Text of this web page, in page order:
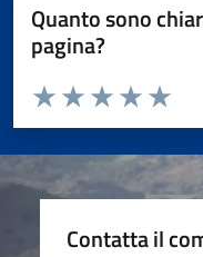
Quanto sono
pagina?
Valuta da 1 a 5 stelle la
Valuta
Valuta 4
Valuta 3 stelle
Valuta 2 stelle su 5
Valuta 1 stelle su 5
Contatta il